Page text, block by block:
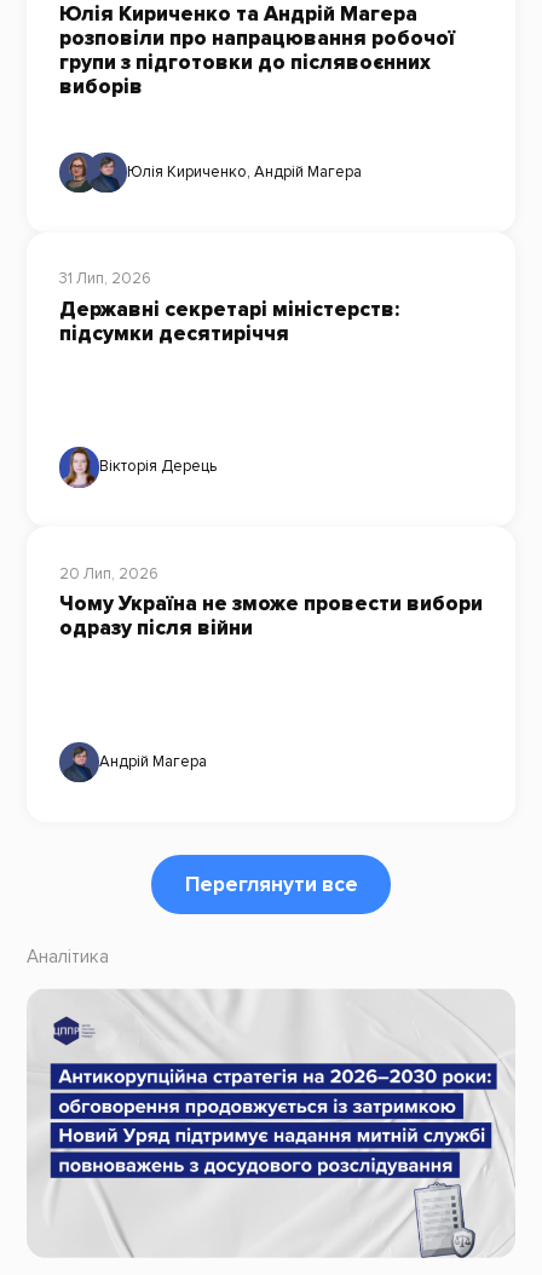
Юлія Кириченко та Андрій Магера
розповіли про напрацювання робочої
групи з підготовки до післявоєнних
виборів
Юлія Кириченко, Андрій Магера
31 Лип, 2026
Державні секретарі міністерств:
підсумки десятиріччя
Вікторія Дерець
20 Лип, 2026
Чому Україна не зможе провести вибори
одразу після війни
Андрій Магера
Переглянути все
Аналітика